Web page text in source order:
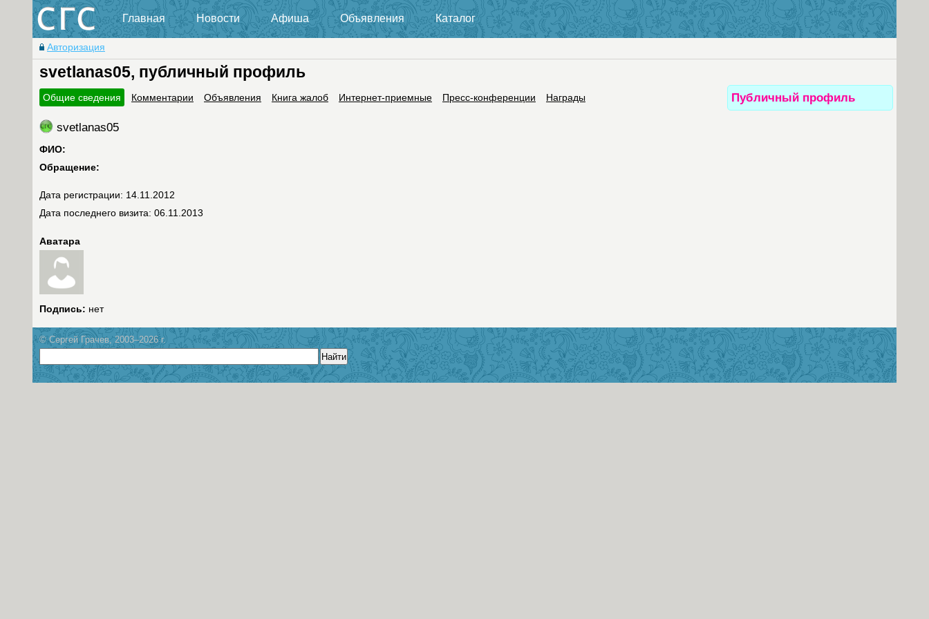
Главная Новости Афиша Объявления Каталог
Авторизация
svetlanas05, публичный профиль
Публичный профиль
Общие сведения Комментарии Объявления Книга жалоб Интернет-приемные Пресс-конференции Награды
svetlanas05
ФИО:
Обращение:
Дата регистрации: 14.11.2012
Дата последнего визита: 06.11.2013
Аватара
Подпись: нет
© Сергей Грачев, 2003–2026 г.
Найти